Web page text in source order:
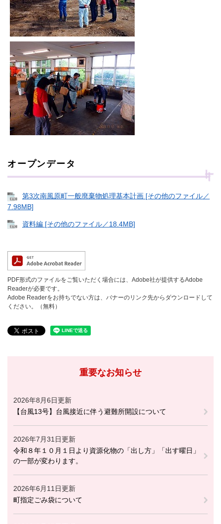
オープンデータ
第3次南風原町一般廃棄物処理基本計画 [その他のファイル／
7.98MB]
資料編 [その他のファイル／18.4MB]
PDF形式のファイルをご覧いただく場合には、Adobe社が提供するAdobe
Readerが必要です。
Adobe Readerをお持ちでない方は、バナーのリンク先からダウンロードして
ください。（無料）
重要なお知らせ
2026年8月6日更新
【台風13号】台風接近に伴う避難所開設について
2026年7月31日更新
令和８年１０月１日より資源化物の「出し方」「出す曜日」
の一部が変わります。
2026年6月11日更新
町指定ごみ袋について